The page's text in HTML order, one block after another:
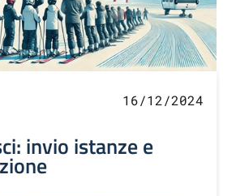
16/12/2024
invio istanze e